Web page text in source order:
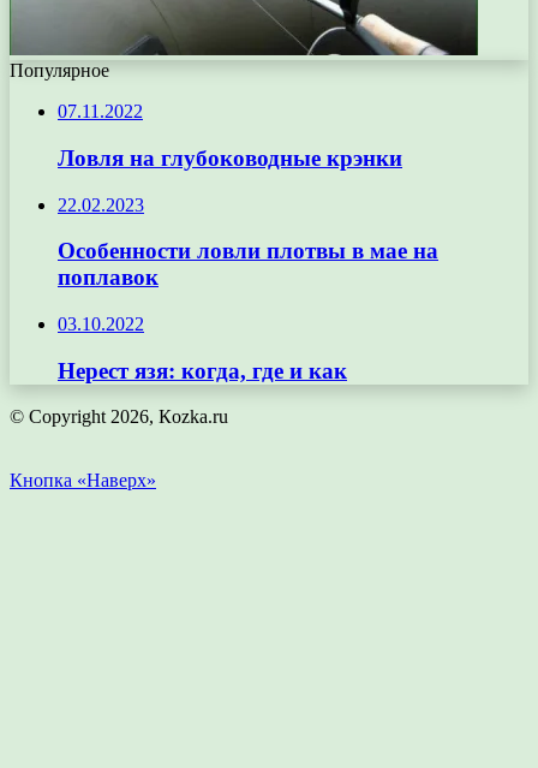
Популярное
07.11.2022
Ловля на глубоководные крэнки
22.02.2023
Особенности ловли плотвы в мае на
поплавок
03.10.2022
Нерест язя: когда, где и как
© Copyright 2026, Кozka.ru
Кнопка «Наверх»